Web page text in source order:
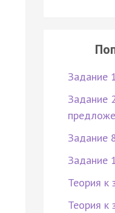
Задание
Задание
Задание
Задание
Теория к
Теория к